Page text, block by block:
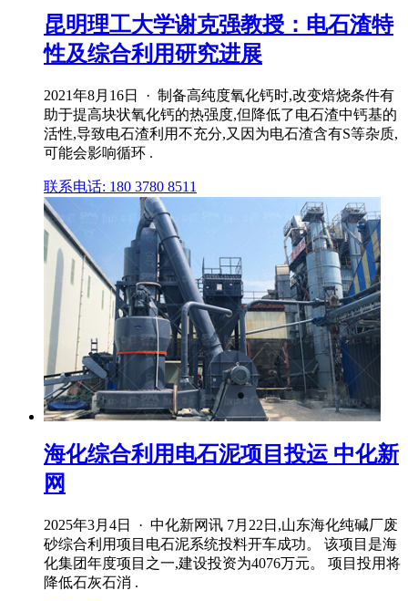
昆明理工大学谢克强教授：电石渣特
性及综合利用研究进展
2021年8月16日 · 制备高纯度氧化钙时,改变焙烧条件有
助于提高块状氧化钙的热强度,但降低了电石渣中钙基的
活性,导致电石渣利用不充分,又因为电石渣含有S等杂质,
可能会影响循环 .
联系电话: 180 3780 8511
海化综合利用电石泥项目投运 中化新
网
2025年3月4日 · 中化新网讯 7月22日,山东海化纯碱厂废
砂综合利用项目电石泥系统投料开车成功。 该项目是海
化集团年度项目之一,建设投资为4076万元。 项目投用将
降低石灰石消 .